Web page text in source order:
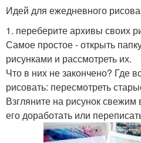
Идей для ежедневного
1. переберите архивы своих
Самое простое - открыть
рисунками и рассмотреть их.
Что в них не закончено? Где
рисовать: пересмотреть
Взгляните на рисунок
его доработать или